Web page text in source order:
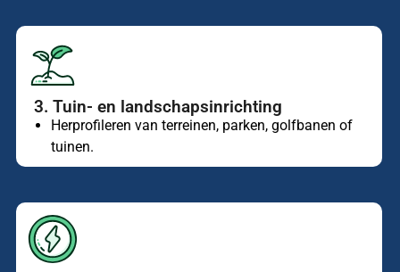
3. Tuin- en landschapsinrichting
Herprofileren van terreinen, parken, golfbanen of
tuinen.